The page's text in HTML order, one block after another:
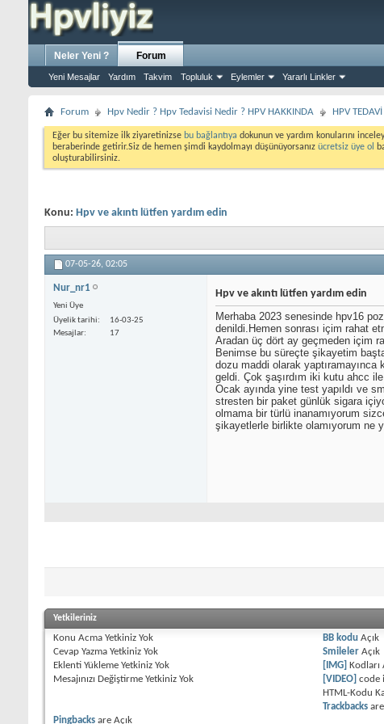
Neler Yeni ? Forum
Yeni Mesajlar Yardım Takvim Topluluk Eylemler Yararlı Linkler
Forum Hpv Nedir ? Hpv Tedavisi Nedir ? HPV HAKKINDA HPV
Eğer bu sitemize ilk ziyaretinizse bu bağlantıya dokunun ve yardım konularını
beraberinde getirir.Siz de hemen şimdi kaydolmayı düşünüyorsanız ücretsiz üye ol
oluşturabilirsiniz.
Konu: Hpv ve akıntı lütfen yardım edin
07-05-26, 02:05
Nur_nr1
Yeni Üye
Üyelik tarihi
16-03-25
Mesajlar
17
Hpv ve akıntı lütfen yardım edin
Merhaba 2023 senesinde hpv16
denildi.Hemen sonrası içim rahat
Aradan üç dört ay geçmeden içim
Benimse bu süreçte şikayetim
dozu maddi olarak
geldi. Çok şaşırdım iki kutu ahcc
Ocak ayında yine test yapıldı ve
stresten bir paket günlük sigara
olmama bir türlü inanamıyorum
şikayetlerle birlikte olamıyorum ne
Yetkileriniz
Konu Acma Yetkiniz Yok
Cevap Yazma Yetkiniz Yok
Eklenti Yükleme Yetkiniz Yok
Mesajınızı Değiştirme Yetkiniz Yok
BB kodu Açık
Smileler Açık
[IMG]
Kodları
[VIDEO] code
HTML-Kodu
Trackbacks
Pingbacks are Açık